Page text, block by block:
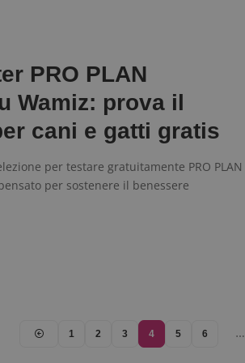
PRO PLAN
Wamiz: prova il
cani e gatti gratis
per testare gratuitamente PRO PLAN
per sostenere il benessere
1 2 3 4 5 6 …